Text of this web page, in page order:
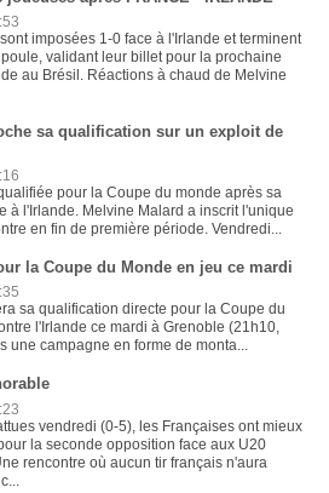
imposées 1-0 face à l'Irlande et terminent
validant leur billet pour la prochaine
au Brésil. Réactions à chaud de Melvine
sa qualification sur un exploit de
pour la Coupe du monde après sa
à l'Irlande. Melvine Malard a inscrit l'unique
en fin de première période. Vendredi...
la Coupe du Monde en jeu ce mardi
sa qualification directe pour la Coupe du
l'Irlande ce mardi à Grenoble (21h10,
une campagne en forme de monta...
vendredi (0-5), les Françaises ont mieux
la seconde opposition face aux U20
rencontre où aucun tir français n'aura